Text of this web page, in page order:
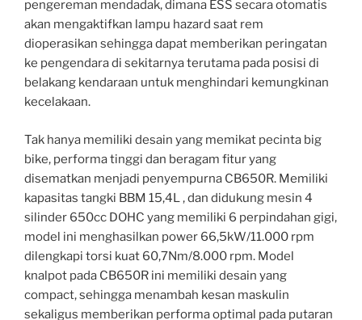
pengereman mendadak, dimana ESS secara otomatis
akan mengaktifkan lampu hazard saat rem
dioperasikan sehingga dapat memberikan peringatan
ke pengendara di sekitarnya terutama pada posisi di
belakang kendaraan untuk menghindari kemungkinan
kecelakaan.
Tak hanya memiliki desain yang memikat pecinta big
bike, performa tinggi dan beragam fitur yang
disematkan menjadi penyempurna CB650R. Memiliki
kapasitas tangki BBM 15,4L , dan didukung mesin 4
silinder 650cc DOHC yang memiliki 6 perpindahan gigi,
model ini menghasilkan power 66,5kW/11.000 rpm
dilengkapi torsi kuat 60,7Nm/8.000 rpm. Model
knalpot pada CB650R ini memiliki desain yang
compact, sehingga menambah kesan maskulin
sekaligus memberikan performa optimal pada putaran